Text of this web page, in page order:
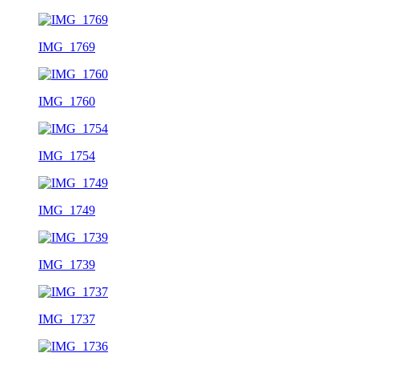
IMG_1769
IMG_1760
IMG_1754
IMG_1749
IMG_1739
IMG_1737